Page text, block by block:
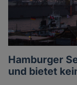
Hamburger
und bietet